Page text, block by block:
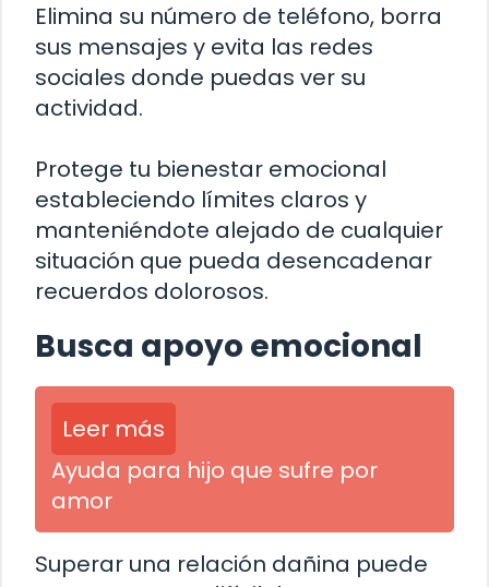
Elimina su número de teléfono, borra
sus mensajes y evita las redes
sociales donde puedas ver su
actividad.
Protege tu bienestar emocional
estableciendo límites claros y
manteniéndote alejado de cualquier
situación que pueda desencadenar
recuerdos dolorosos.
Busca apoyo emocional
Leer más
Ayuda para hijo que sufre por
amor
Superar una relación dañina puede